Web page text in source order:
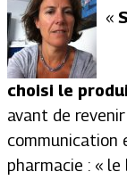
«
choisi le
avant de revenir
communication
pharmacie : «